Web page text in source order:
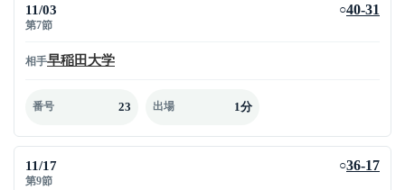
11/03
第7節
○40-31
相手早稲田大学
番号 23 出場 1分
11/17
第9節
○36-17